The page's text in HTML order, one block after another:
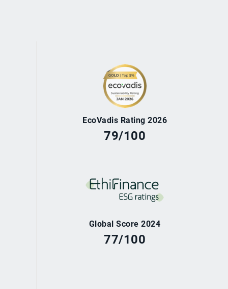
EcoVadis Rating 2026
79/100
Global Score 2024
77/100